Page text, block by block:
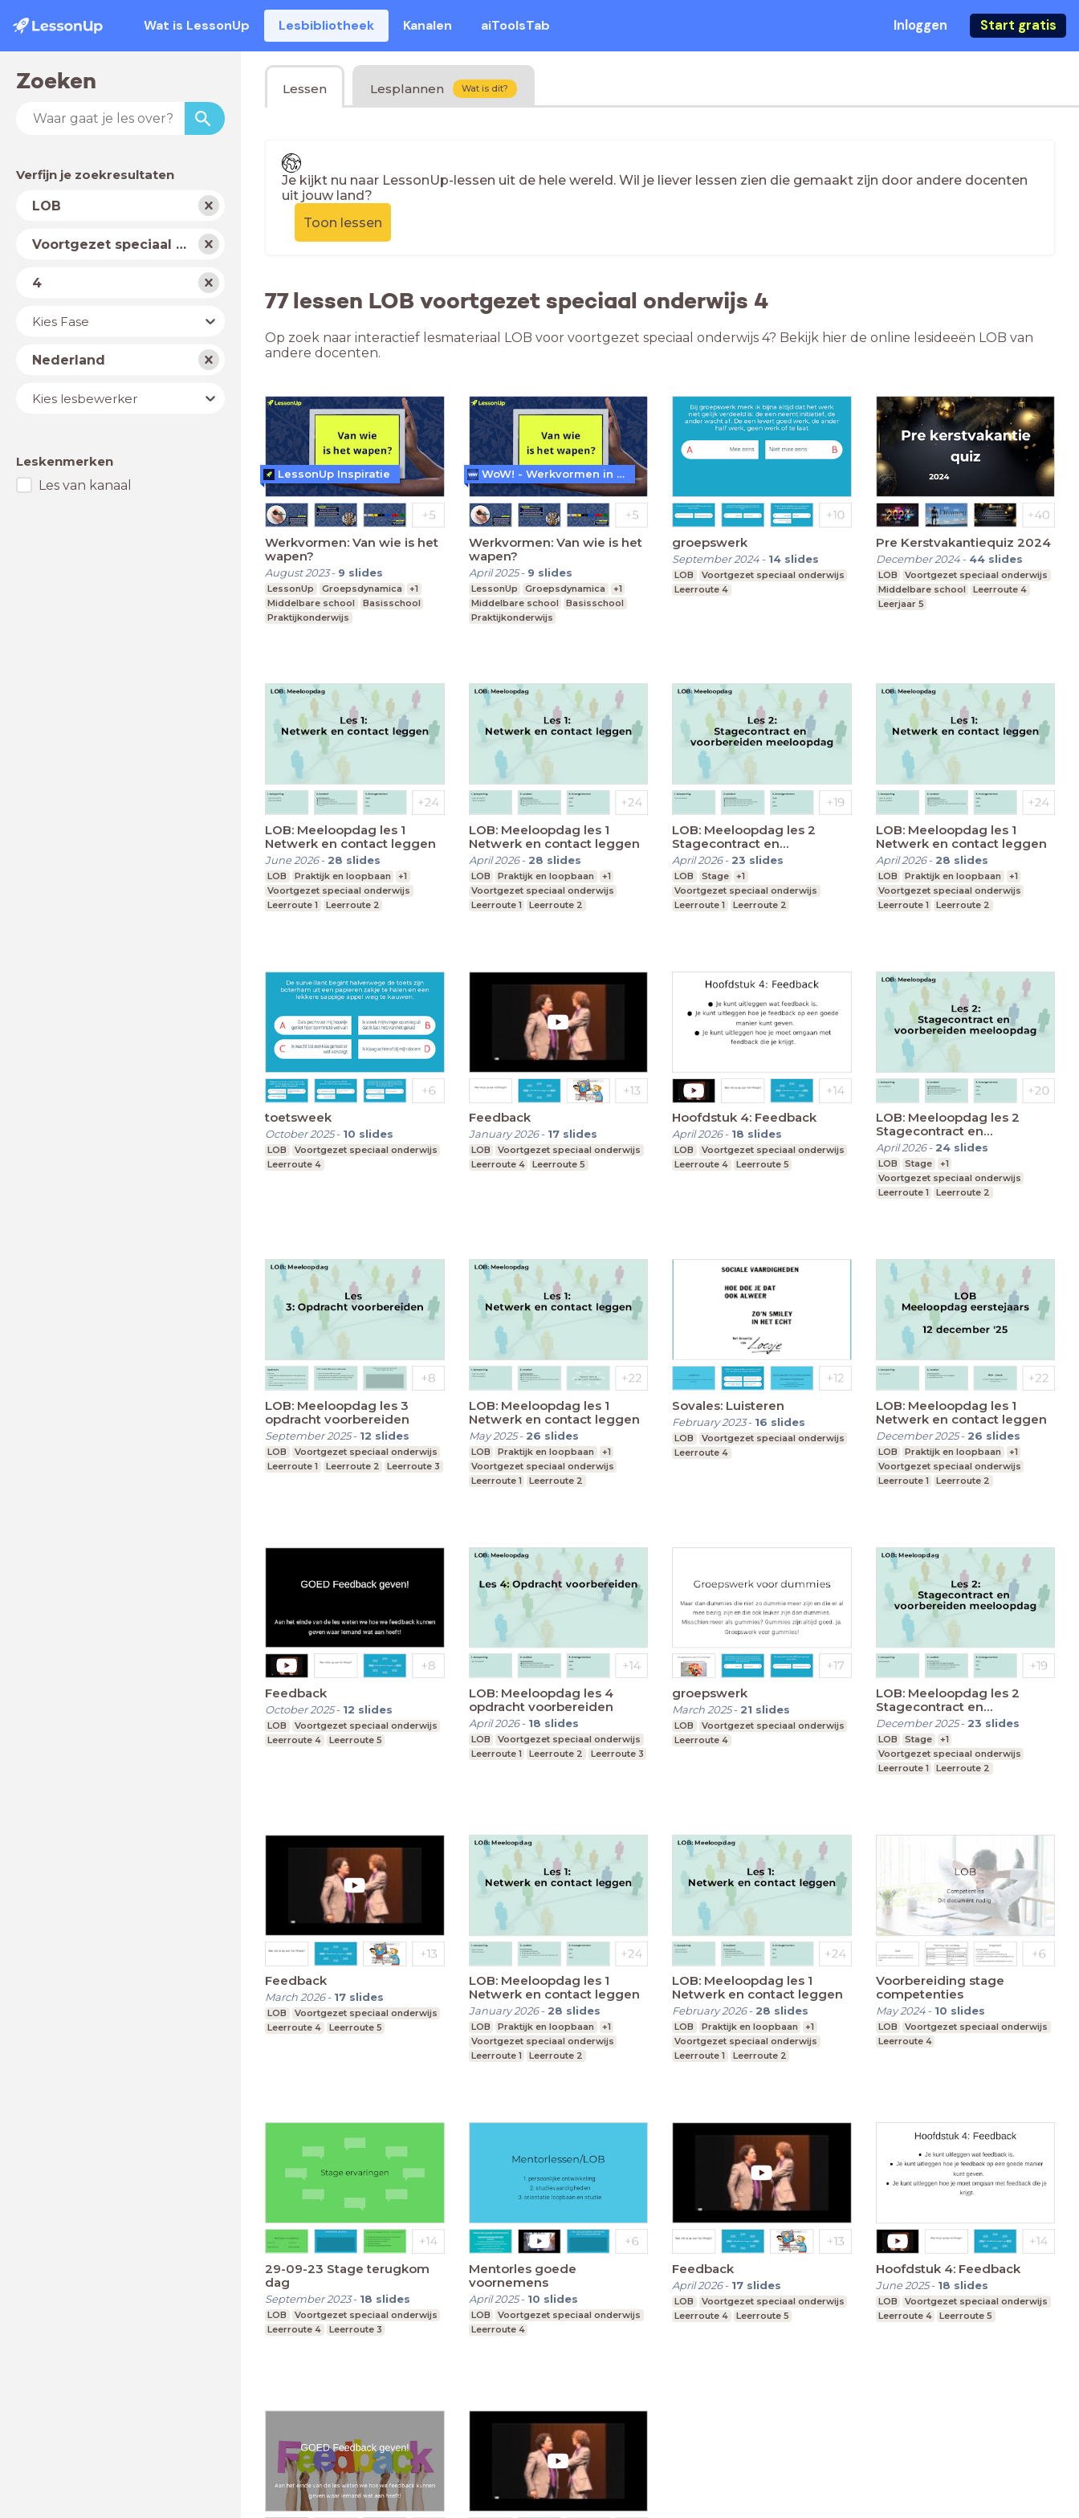
Wat is LessonUp Lesbibliotheek Kanalen aiToolsTab Inloggen Start gratis
Zoeken
Verfijn je zoekresultaten
VakLOB
Schooltype Voortgezet speciaal onderwijs
Niveau
4
JaarKies Fase
LandNederland
Lesbewerker
Kies lesbewerker
Leskenmerken
Les van kanaal
Lessen Lesplannen Wat is dit?
Je kijkt nu naar LessonUp-lessen uit de hele wereld. Wil je liever lessen zien die gemaakt zijn door andere docenten
uit jouw land?
Toon lessen
77 lessen LOB voortgezet speciaal onderwijs 4
Op zoek naar interactief lesmateriaal LOB voor voortgezet speciaal onderwijs 4? Bekijk hier de online lesideeën LOB van
andere docenten.
Werkvormen: Van wie is het
wapen?
August 2023- 9 slides
LessonUp Groepsdynamica
+1
Middelbare school
Basisschool
Praktijkonderwijs
LessonUp Inspiratie
Werkvormen: Van wie is het
wapen?
April 2025- 9 slides
LessonUp Groepsdynamica
+1
Middelbare school
Basisschool
Praktijkonderwijs
WoW! - Werkvormen in LessonUp
groepswerk
September 2024- 14 slides
LOB
Voortgezet speciaal onderwijs
Leerroute 4
Pre Kerstvakantiequiz 2024
December 2024- 44 slides
LOB
Voortgezet speciaal onderwijs
Middelbare school
Leerroute 4
Leerjaar 5
LOB: Meeloopdag les 1
Netwerk en contact leggen
June 2026- 28 slides
LOB Praktijk en loopbaan
+1
Voortgezet speciaal onderwijs
Leerroute 1
Leerroute 2
LOB: Meeloopdag les 1
Netwerk en contact leggen
April 2026- 28 slides
LOB Praktijk en loopbaan
+1
Voortgezet speciaal onderwijs
Leerroute 1
Leerroute 2
LOB: Meeloopdag les 2
Stagecontract en
voorbereiden meeloopdag
April 2026- 23 slides
LOB Stage
+1
Voortgezet speciaal onderwijs
Leerroute 1
Leerroute 2
LOB: Meeloopdag les 1
Netwerk en contact leggen
April 2026- 28 slides
LOB Praktijk en loopbaan
+1
Voortgezet speciaal onderwijs
Leerroute 1
Leerroute 2
toetsweek
October 2025- 10 slides
LOB
Voortgezet speciaal onderwijs
Leerroute 4
Feedback
January 2026- 17 slides
LOB
Voortgezet speciaal onderwijs
Leerroute 4
Leerroute 5
Hoofdstuk 4: Feedback
April 2026- 18 slides
LOB
Voortgezet speciaal onderwijs
Leerroute 4
Leerroute 5
LOB: Meeloopdag les 2
Stagecontract en
voorbereiden meeloopdag
April 2026- 24 slides
LOB Stage
+1
Voortgezet speciaal onderwijs
Leerroute 1
Leerroute 2
LOB: Meeloopdag les 3
opdracht voorbereiden
September 2025- 12 slides
LOB
Voortgezet speciaal onderwijs
Leerroute 1
Leerroute 2 Leerroute 3
LOB: Meeloopdag les 1
Netwerk en contact leggen
May 2025- 26 slides
LOB Praktijk en loopbaan
+1
Voortgezet speciaal onderwijs
Leerroute 1
Leerroute 2
Sovales: Luisteren
February 2023- 16 slides
LOB
Voortgezet speciaal onderwijs
Leerroute 4
LOB: Meeloopdag les 1
Netwerk en contact leggen
December 2025- 26 slides
LOB Praktijk en loopbaan
+1
Voortgezet speciaal onderwijs
Leerroute 1
Leerroute 2
Feedback
October 2025- 12 slides
LOB
Voortgezet speciaal onderwijs
Leerroute 4
Leerroute 5
LOB: Meeloopdag les 4
opdracht voorbereiden
April 2026- 18 slides
LOB
Voortgezet speciaal onderwijs
Leerroute 1
Leerroute 2 Leerroute 3
groepswerk
March 2025- 21 slides
LOB
Voortgezet speciaal onderwijs
Leerroute 4
LOB: Meeloopdag les 2
Stagecontract en
voorbereiden meeloopdag
December 2025- 23 slides
LOB Stage
+1
Voortgezet speciaal onderwijs
Leerroute 1
Leerroute 2
Feedback
March 2026- 17 slides
LOB
Voortgezet speciaal onderwijs
Leerroute 4
Leerroute 5
LOB: Meeloopdag les 1
Netwerk en contact leggen
January 2026- 28 slides
LOB Praktijk en loopbaan
+1
Voortgezet speciaal onderwijs
Leerroute 1
Leerroute 2
LOB: Meeloopdag les 1
Netwerk en contact leggen
February 2026- 28 slides
LOB Praktijk en loopbaan
+1
Voortgezet speciaal onderwijs
Leerroute 1
Leerroute 2
Voorbereiding stage
competenties
May 2024- 10 slides
LOB
Voortgezet speciaal onderwijs
Leerroute 4
29-09-23 Stage terugkom
dag
September 2023- 18 slides
LOB
Voortgezet speciaal onderwijs
Leerroute 4
Leerroute 3
Mentorles goede
voornemens
April 2025- 10 slides
LOB
Voortgezet speciaal onderwijs
Leerroute 4
Feedback
April 2026- 17 slides
LOB
Voortgezet speciaal onderwijs
Leerroute 4
Leerroute 5
Hoofdstuk 4: Feedback
June 2025- 18 slides
LOB
Voortgezet speciaal onderwijs
Leerroute 4
Leerroute 5